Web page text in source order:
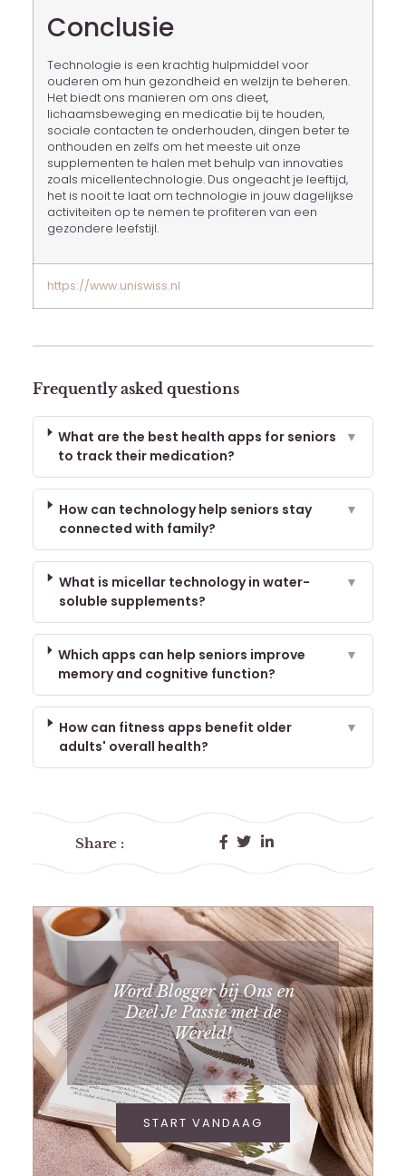
Conclusie
Technologie is een krachtig hulpmiddel voor
ouderen om hun gezondheid en welzijn te beheren.
Het biedt ons manieren om ons dieet,
lichaamsbeweging en medicatie bij te houden,
sociale contacten te onderhouden, dingen beter te
onthouden en zelfs om het meeste uit onze
supplementen te halen met behulp van innovaties
zoals micellentechnologie. Dus ongeacht je leeftijd,
het is nooit te laat om technologie in jouw dagelijkse
activiteiten op te nemen te profiteren van een
gezondere leefstijl.
https://www.uniswiss.nl
Frequently asked questions
What are the best health apps for seniors
to track their medication?
▼
How can technology help seniors stay
connected with family?
▼
What is micellar technology in water-
soluble supplements?
▼
Which apps can help seniors improve
memory and cognitive function?
▼
How can fitness apps benefit older
adults' overall health?
▼
Share :
Word Blogger bij Ons en
Deel Je Passie met de
Wereld!
START VANDAAG